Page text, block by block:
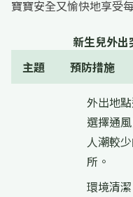
寶寶安全又愉快地享受
新生兒外
主題
預防措施
外出地點
選擇通風
人潮較
所。
環境清